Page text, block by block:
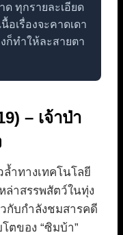
ทุกรายละเอียด
เรื่องจะคาดเดา
ก็ทำให้ละสายตา
– เจ้าป่า
ำทางเทคโนโลยี
ล่าสรรพสัตว์ในทุ่ง
กับกำลังชมสารคดี
ตของ “ซิมบ้า”